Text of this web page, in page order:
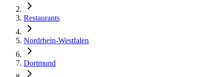
Restaurants
Nordrhein-Westfalen
Dortmund